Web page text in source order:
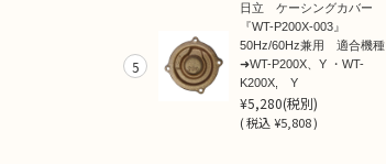
5
日立 ケーシングカバー
『WT-P200X-003』
50Hz/60Hz兼用 適合機種
➜WT-P200X、Y ・WT-
K200X, Y
¥5,280(税別)
(税込¥5,808 )